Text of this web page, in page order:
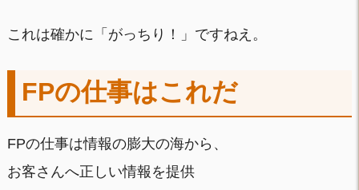
これは確かに「がっちり！」ですねえ。
FPの仕事はこれだ
FPの仕事は情報の膨大の海から、
お客さんへ正しい情報を提供